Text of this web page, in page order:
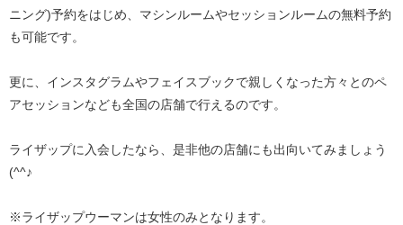
ニング)予約をはじめ、マシンルームやセッションルームの無料予約
も可能です。
更に、インスタグラムやフェイスブックで親しくなった方々とのペ
アセッションなども全国の店舗で行えるのです。
ライザップに入会したなら、是非他の店舗にも出向いてみましょう
(^^♪
※ライザップウーマンは女性のみとなります。